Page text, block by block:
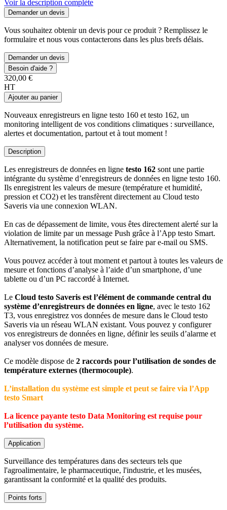
Voir la description complète
Demander un devis
Vous souhaitez obtenir un devis pour ce produit ? Remplissez le
formulaire et nous vous contacterons dans les plus brefs délais.
Demander un devis
Besoin d'aide ?
320,00 €
HT
Ajouter au panier
Nouveaux enregistreurs en ligne testo 160 et testo 162, un
monitoring intelligent de vos conditions climatiques : surveillance,
alertes et documentation, partout et à tout moment !
Description
Les enregistreurs de données en ligne testo 162 sont une partie
intégrante du système d’enregistreurs de données en ligne testo 160.
Ils enregistrent les valeurs de mesure (température et humidité,
pression et CO2) et les transfèrent directement au Cloud testo
Saveris via une connexion WLAN.
En cas de dépassement de limite, vous êtes directement alerté sur la
violation de limite par un message Push grâce à l’App testo Smart.
Alternativement, la notification peut se faire par e-mail ou SMS.
Vous pouvez accéder à tout moment et partout à toutes les valeurs de
mesure et fonctions d’analyse à l’aide d’un smartphone, d’une
tablette ou d’un PC raccordé à Internet.
Le Cloud testo Saveris est l’élément de commande central du
système d’enregistreurs de données en ligne, avec le testo 162
T3, vous enregistrez vos données de mesure dans le Cloud testo
Saveris via un réseau WLAN existant. Vous pouvez y configurer
vos enregistreurs de données en ligne, définir les seuils d’alarme et
analyser vos données de mesure.
Ce modèle dispose de 2 raccords pour l’utilisation de sondes de
température externes (thermocouple).
L’installation du système est simple et peut se faire via l’App
testo Smart
La licence payante testo Data Monitoring est requise pour
l’utilisation du système.
Application
Surveillance des températures dans des secteurs tels que
l'agroalimentaire, le pharmaceutique, l'industrie, et les musées,
garantissant la conformité et la qualité des produits.
Points forts